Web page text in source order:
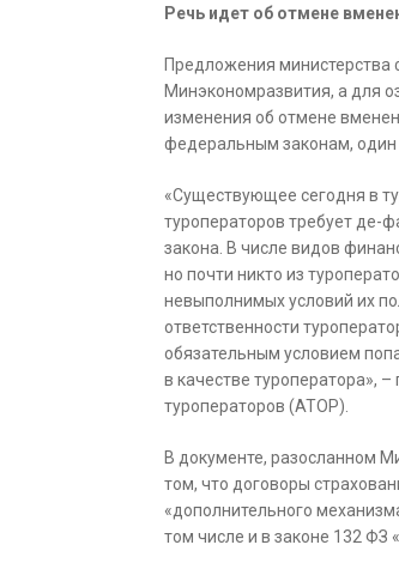
Речь идет об отмене
Предложения
Минэкономразвития, а для
изменения об отмене
федеральным законам, один
«Существующее сегодня в
туроператоров требует де-
закона. В числе видов
но почти никто из
невыполнимых условий их
ответственности
обязательным условием
в качестве туроператора»,
туроператоров (АТОР).
В документе, разосланном
том, что договоры
«дополнительного
том числе и в законе 132 ФЗ